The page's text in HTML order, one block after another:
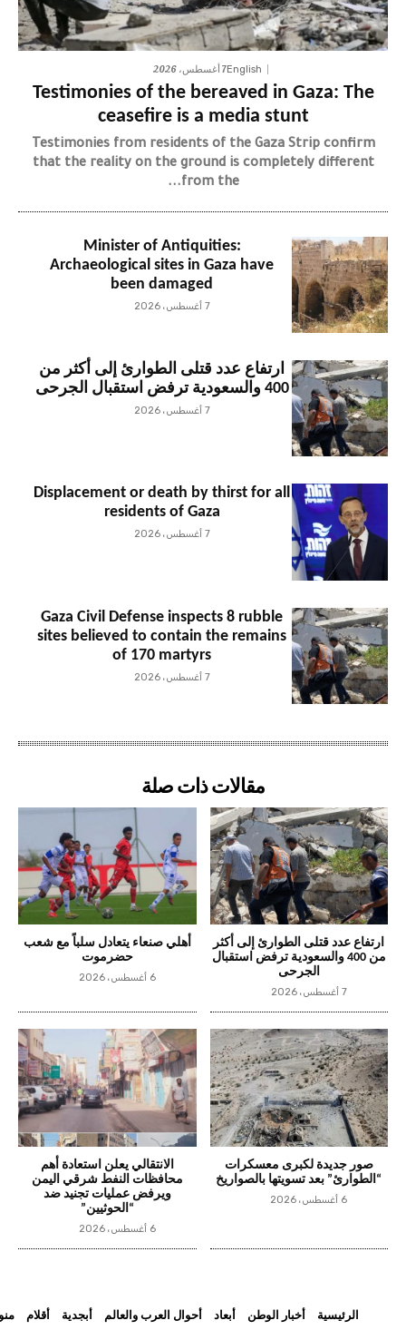
English7 أغسطس، 2026
Testimonies of the bereaved in Gaza: The
ceasefire is a media stunt
Testimonies from residents of the Gaza Strip confirm
that the reality on the ground is completely different
from the...
Minister of Antiquities:
Archaeological sites in Gaza have
been damaged
7 أغسطس، 2026
ارتفاع عدد قتلى الطوارئ إلى أكثر من
400 والسعودية ترفض استقبال الجرحى
7 أغسطس، 2026
Displacement or death by thirst for all
residents of Gaza
7 أغسطس، 2026
Gaza Civil Defense inspects 8 rubble
sites believed to contain the remains
of 170 martyrs
7 أغسطس، 2026
مقالات ذات صلة
ارتفاع عدد قتلى الطوارئ إلى أكثر
من 400 والسعودية ترفض استقبال
الجرحى
7 أغسطس، 2026
أهلي صنعاء يتعادل سلباً مع شعب
حضرموت
6 أغسطس، 2026
صور جديدة لكبرى معسكرات
“الطوارئ” بعد تسويتها بالصواريخ
6 أغسطس، 2026
الانتقالي يعلن استعادة أهم
محافظات النفط شرقي اليمن
ويرفض عمليات تجنيد ضد
“الحوثيين”
6 أغسطس، 2026